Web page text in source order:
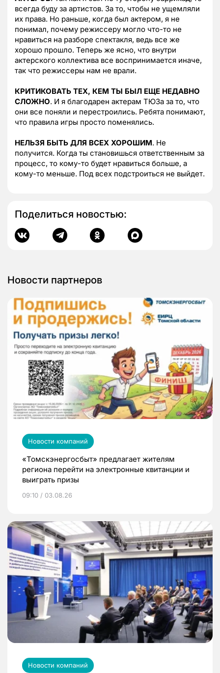
всегда буду за артистов. За то, чтобы не ущемляли
их права. Но раньше, когда был актером, я не
понимал, почему режиссеру могло что-то не
нравиться на разборе спектакля, ведь все же
хорошо прошло. Теперь же ясно, что внутри
актерского коллектива все воспринимается иначе,
так что режиссеры нам не врали.
КРИТИКОВАТЬ ТЕХ, КЕМ ТЫ БЫЛ ЕЩЕ НЕДАВНО
СЛОЖНО. И я благодарен актерам ТЮЗа за то, что
они все поняли и перестроились. Ребята понимают,
что правила игры просто поменялись.
НЕЛЬЗЯ БЫТЬ ДЛЯ ВСЕХ ХОРОШИМ. Не
получится. Когда ты становишься ответственным за
процесс, то кому-то будет нравиться больше, а
кому-то меньше. Под всех подстроиться не выйдет.
Поделиться новостью:
Новости партнеров
Новости компаний
«Томскэнергосбыт» предлагает жителям
региона перейти на электронные квитанции и
выиграть призы
09:10 / 03.08.26
Новости компаний